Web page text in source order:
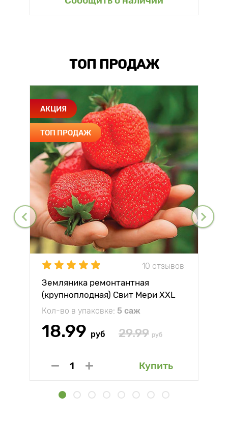
ТОП ПРОДАЖ
АКЦИЯ
ТОП ПРОДАЖ
10 отзывов
Земляника ремонтантная
(крупноплодная) Свит Мери XXL
Кол-во в упаковке: 5 саж
18.99 руб 29.99 руб
Купить